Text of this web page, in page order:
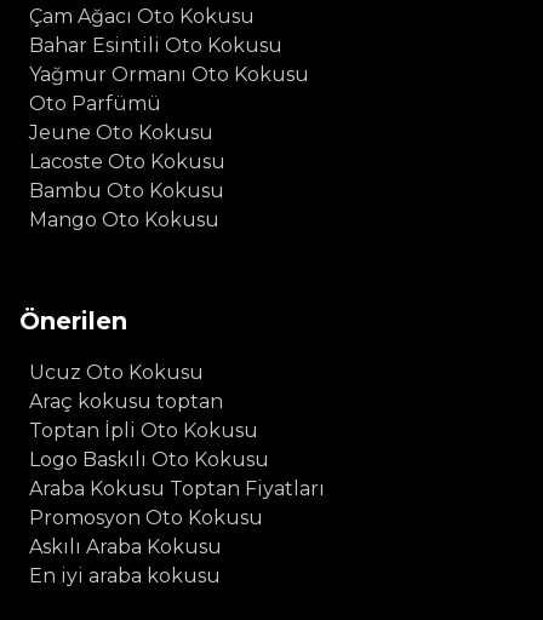
Çam Ağacı Oto Kokusu
Bahar Esintili Oto Kokusu
Yağmur Ormanı Oto Kokusu
Oto Parfümü
Jeune Oto Kokusu
Lacoste Oto Kokusu
Bambu Oto Kokusu
Mango Oto Kokusu
Önerilen
Ucuz Oto Kokusu
Araç kokusu toptan
Toptan İpli Oto Kokusu
Logo Baskılı Oto Kokusu
Araba Kokusu Toptan Fiyatları
Promosyon Oto Kokusu
Askılı Araba Kokusu
En iyi araba kokusu